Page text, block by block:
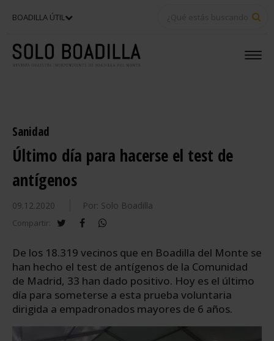
BOADILLA ÚTIL
Sanidad
Último día para hacerse el test de
antígenos
09.12.2020 Por: Solo Boadilla
Compartir: twitterfacebook
De los 18.319 vecinos que en Boadilla del Monte se
han hecho el test de antígenos de la Comunidad
de Madrid, 33 han dado positivo. Hoy es el último
día para someterse a esta prueba voluntaria
dirigida a empadronados mayores de 6 años.